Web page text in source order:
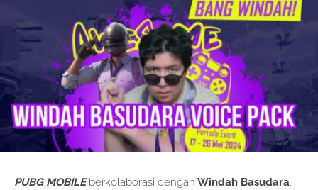
PUBG MOBILEberkolaborasi dengan Windah Basudara,